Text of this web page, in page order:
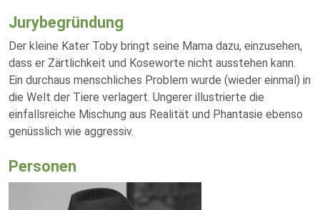
Jurybegründung
Der kleine Kater Toby bringt seine Mama dazu, einzusehen,
dass er Zärtlichkeit und Koseworte nicht ausstehen kann.
Ein durchaus menschliches Problem wurde (wieder einmal) in
die Welt der Tiere verlagert. Ungerer illustrierte die
einfallsreiche Mischung aus Realität und Phantasie ebenso
genüsslich wie aggressiv.
Personen